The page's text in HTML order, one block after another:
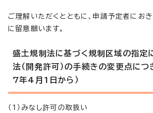
ご理解いただくとともに、申請予定者にお
に留意願います。
盛土規制法に基づく規制区域の指定
法（開発許可）の手続きの変更点につ
7年4月1日から）
（1）みなし許可の取扱い